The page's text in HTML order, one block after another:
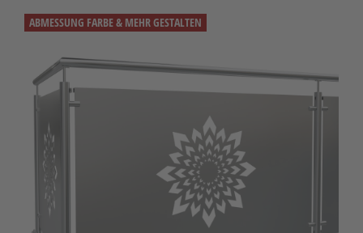
ABMESSUNG FARBE & MEHR GESTALTEN